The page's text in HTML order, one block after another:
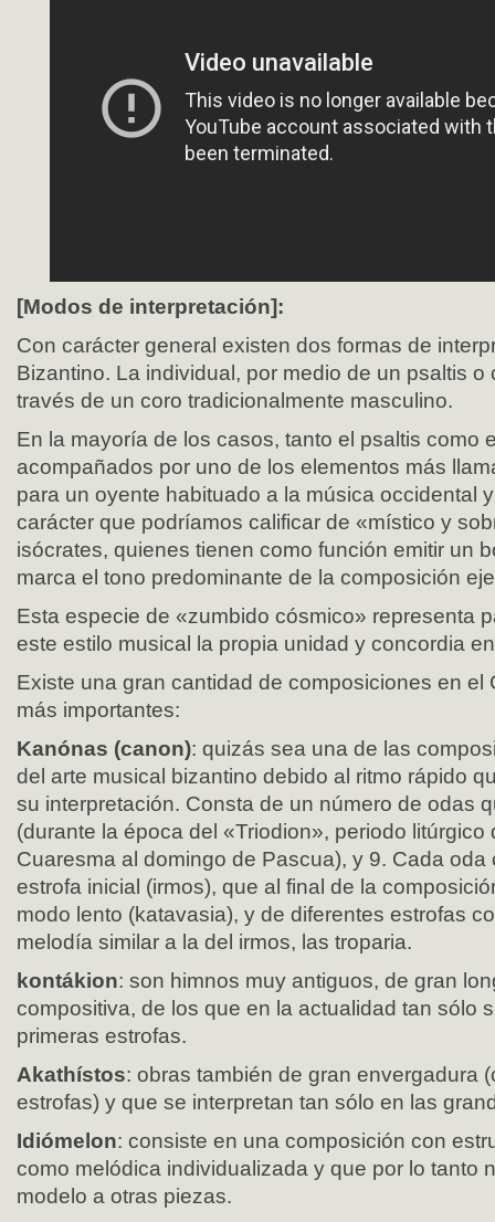
[Modos de interpretación]:
Con carácter general existen dos formas de
Bizantino. La individual, por medio de un psaltis o
través de un coro tradicionalmente masculino.
En la mayoría de los casos, tanto el psaltis como
acompañados por uno de los elementos más
para un oyente habituado a la música occidental
carácter que podríamos calificar de «místico y
isócrates, quienes tienen como función emitir un
marca el tono predominante de la composición
Esta especie de «zumbido cósmico» representa
este estilo musical la propia unidad y concordia
Existe una gran cantidad de composiciones en el
más importantes:
Kanónas (canon): quizás sea una de las
del arte musical bizantino debido al ritmo rápido
su interpretación. Consta de un número de odas
(durante la época del «Triodion», periodo litúrgico
Cuaresma al domingo de Pascua), y 9. Cada oda
estrofa inicial (irmos), que al final de la
modo lento (katavasia), y de diferentes estrofas
melodía similar a la del irmos, las troparia.
kontákion: son himnos muy antiguos, de gran
compositiva, de los que en la actualidad tan sólo
primeras estrofas.
Akathístos: obras también de gran envergadura
estrofas) y que se interpretan tan sólo en las
Idiómelon: consiste en una composición con
como melódica individualizada y que por lo tanto
modelo a otras piezas.